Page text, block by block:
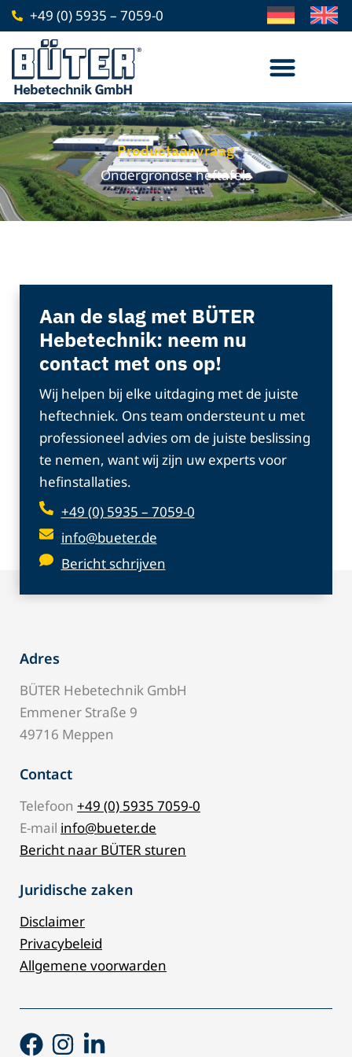
Ga
naar
inhoud
+49 (0) 5935 – 7059-0
Productaanvraag
Ondergrondse heftafels
Aan de slag met BÜTER
Hebetechnik: neem nu
contact met ons op!
Wij helpen bij elke uitdaging met de juiste
heftechniek. Ons team ondersteunt u met
professioneel advies om de juiste beslissing
te nemen, want wij zijn uw experts voor
hefinstallaties.
+49 (0) 5935 – 7059-0
info@bueter.de
Bericht schrijven
Adres
BÜTER Hebetechnik GmbH
Emmener Straße 9
49716 Meppen
Contact
Telefoon +49 (0) 5935 7059-0
E-mail info@bueter.de
Bericht naar BÜTER sturen
Juridische zaken
Disclaimer
Privacybeleid
Allgemene voorwarden
Facebook
Instagram
Linkedin-